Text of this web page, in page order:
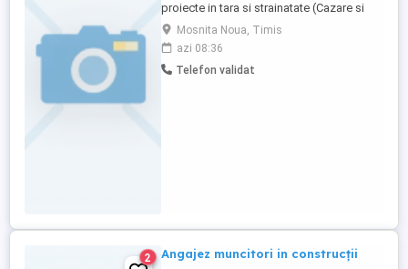
proiecte in tara si strainatate (Cazare si
transport Inclus + Diurnă) '' SC Enbetrade
SRL , recrutează electricieni calificați
pentru proiecte de: -Montaj electric
industrial (nu de constructii) -Intreținere
Mosnita Noua, Timis
azi 08:36
Telefon validat
2 Angajez muncitori in construcții